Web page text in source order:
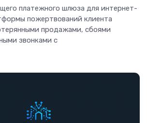
платежного шлюза для интернет-
пожертвований клиента
продажами, сбоями
звонками с